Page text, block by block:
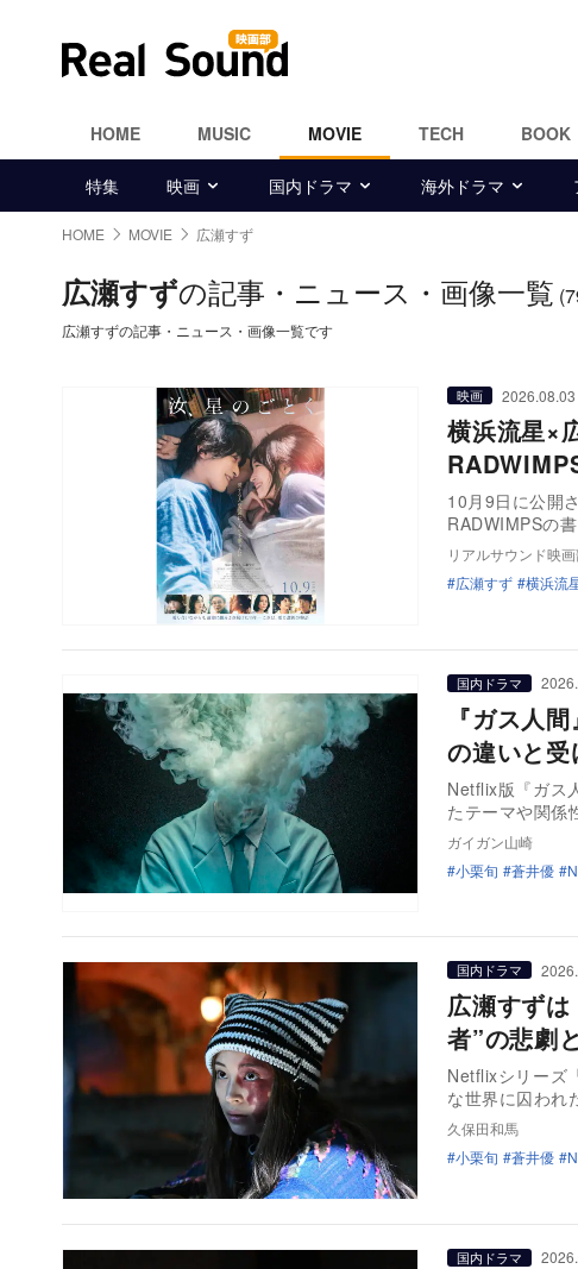
HOME MUSIC MOVIE TECH BOOK
特集 映画 国内ドラマ 海外ドラマ
HOME MOVIE 広瀬すず
広瀬すずの記事・ニュース・画像一覧
広瀬すずの記事・ニュース・画像一覧です
映画
横浜流星×
10月9日に公開
RADWIMPSの
リアルサウンド映
広瀬すず
横浜流
国内ドラマ
『ガス人
の違いと
Netflix版『ガス
たテーマや関係
ガイガン山崎
小栗旬
蒼井優
国内ドラマ
広瀬すず
者”の悲劇
Netflixシリーズ
な世界に囚われ
久保田和馬
小栗旬
蒼井優
国内ドラマ